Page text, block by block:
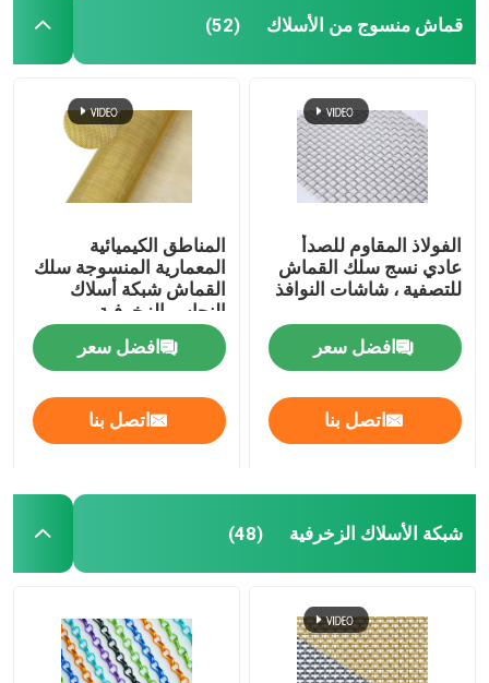
قماش منسوج من الأسلاك (52)
الفولاذ المقاوم للصدأ
عادي نسج سلك القماش
للتصفية ، شاشات النوافذ
افضل سعر
اتصل بنا
المناطق الكيميائية
المعمارية المنسوجة سلك
القماش شبكة أسلاك
النحاس الزخرفية
افضل سعر
اتصل بنا
شبكة الأسلاك الزخرفية (48)